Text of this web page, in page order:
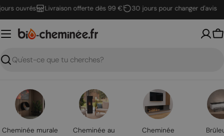
Passer
au
contenu
Livraison offerte dès 99 € 30 jours pour changer d'avis
Recherche
Cheminée murale
Cheminée au
Cheminée